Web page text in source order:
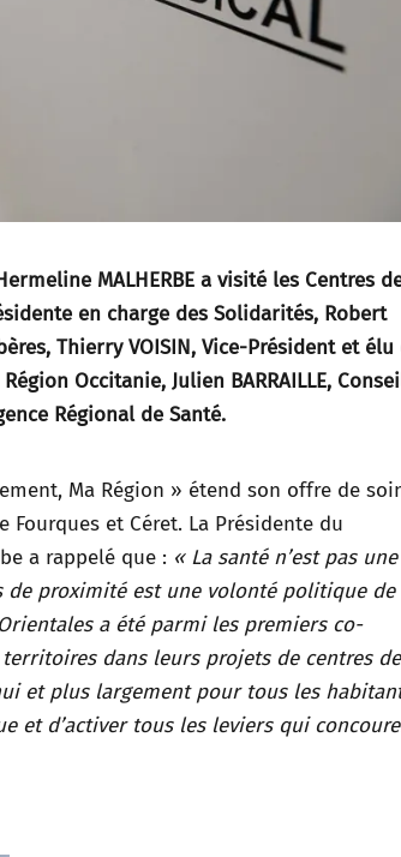
MALHERBE a visité les Centres
en charge des Solidarités, Robert
Thierry VOISIN, Vice-Président et élu
Occitanie, Julien BARRAILLE,
Régional de Santé.
Ma Région » étend son offre de
Fourques et Céret. La Présidente du
a rappelé que : « La santé n’est pas une
proximité est une volonté politique de
a été parmi les premiers co-
dans leurs projets de centres de
et plus largement pour tous les
et d’activer tous les leviers qui